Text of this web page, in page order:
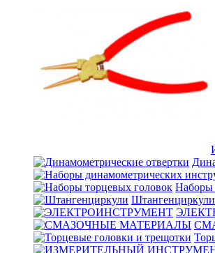
Наборы
Штангенциркули